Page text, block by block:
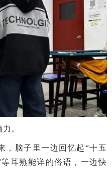
。
脑子里一边回忆起“十五
耳熟能详的俗语，一边快